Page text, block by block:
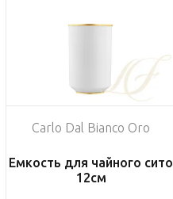
Carlo Dal Bianco Oro
Емкость для чайного сито
12см